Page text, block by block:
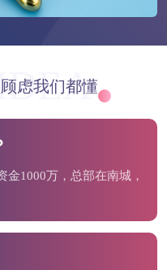
虑我们都懂
金1000万，总部在南城，